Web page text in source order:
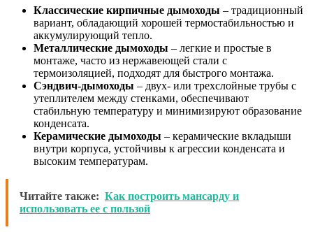
Классические кирпичные дымоходы – традиционный
вариант, обладающий хорошей термостабильностью и
аккумулирующий тепло.
Металлические дымоходы – легкие и простые в
монтаже, часто из нержавеющей стали с
термоизоляцией, подходят для быстрого монтажа.
Сэндвич-дымоходы – двух- или трехслойные трубы с
утеплителем между стенками, обеспечивают
стабильную температуру и минимизируют образование
конденсата.
Керамические дымоходы – керамические вкладыши
внутри корпуса, устойчивы к агрессии конденсата и
высоким температурам.
Читайте также: Как построить мансарду и
использовать ее с пользой